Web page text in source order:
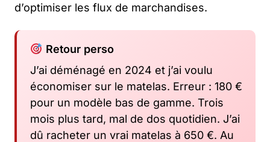
d’optimiser les flux de marchandises.
Retour perso
J’ai déménagé en 2024 et j’ai voulu
économiser sur le matelas. Erreur : 180 €
pour un modèle bas de gamme. Trois
mois plus tard, mal de dos quotidien. J’ai
dû racheter un vrai matelas à 650 €. Au